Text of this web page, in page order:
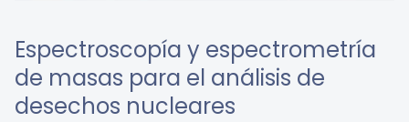
Espectroscopía y espectrometría
de masas para el análisis de
desechos nucleares